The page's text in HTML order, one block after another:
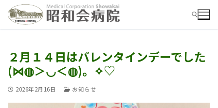
検索:
２月１４日はバレンタインデーでした
(⋈◍＞◡＜◍)。✧♡
2026年2月16日 お知らせ